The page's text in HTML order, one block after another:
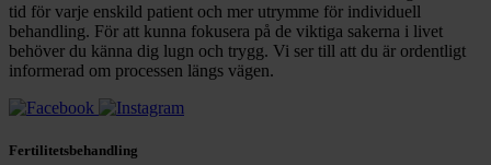
tid för varje enskild patient och mer utrymme för individuell
behandling. För att kunna fokusera på de viktiga sakerna i livet
behöver du känna dig lugn och trygg. Vi ser till att du är ordentligt
informerad om processen längs vägen.
Fertilitetsbehandling